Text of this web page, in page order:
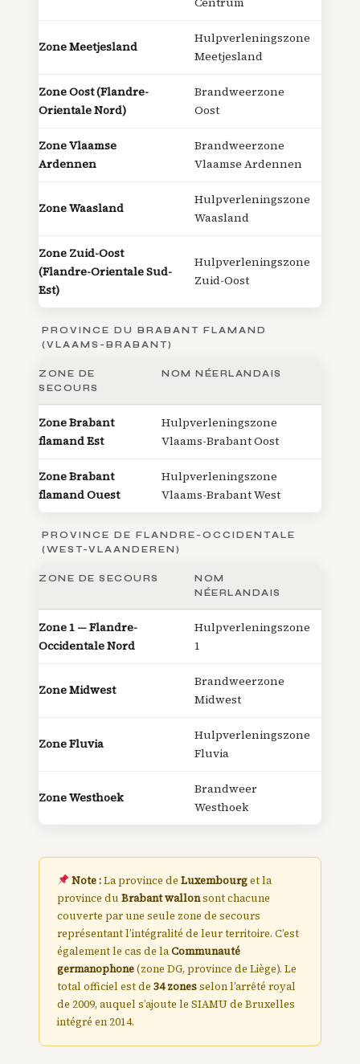
Zone Meetjesland
Hulpverleningszone
Meetjesland
Zone Oost (Flandre-
Orientale Nord)
Brandweerzone
Oost
Zone Vlaamse
Ardennen
Brandweerzone
Vlaamse Ardennen
Zone Waasland
Hulpverleningszone
Waasland
Zone Zuid-Oost
(Flandre-Orientale Sud-
Est)
Hulpverleningszone
Zuid-Oost
PROVINCE DU BRABANT FLAMAND
(VLAAMS-BRABANT)
ZONE DE
SECOURS
NOM NÉERLANDAIS
Zone Brabant
flamand Est
Hulpverleningszone
Vlaams-Brabant Oost
Zone Brabant
flamand Ouest
Hulpverleningszone
Vlaams-Brabant West
PROVINCE DE FLANDRE-OCCIDENTALE
(WEST-VLAANDEREN)
ZONE DE SECOURS
NOM
NÉERLANDAIS
Zone 1 — Flandre-
Occidentale Nord
Hulpverleningszone
1
Zone Midwest
Brandweerzone
Midwest
Zone Fluvia
Hulpverleningszone
Fluvia
Zone Westhoek
Brandweer
Westhoek
Note :La province de Luxembourget la
province du Brabant wallonsont chacune
couverte par une seule zone de secours
représentant l’intégralité de leur territoire. C’est
également le cas de laCommunauté
germanophone(zone DG, province de Liège). Le
total officiel est de 34 zonesselon l’arrêté royal
de 2009, auquel s’ajoute le SIAMU de Bruxelles
intégré en 2014.